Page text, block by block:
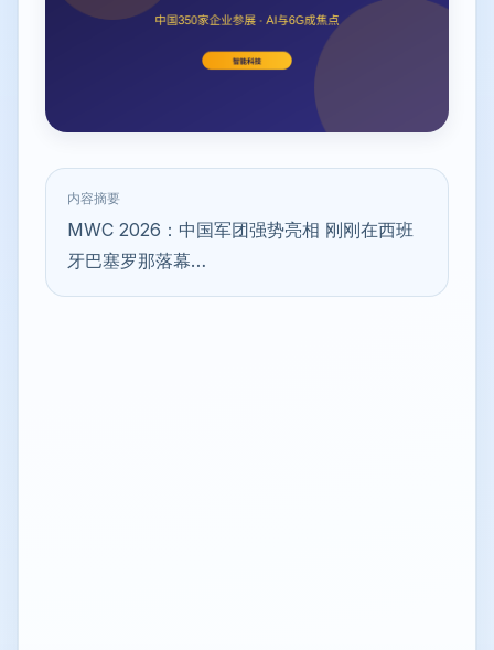
内容摘要
MWC 2026：中国军团强势亮相 刚刚在西班
牙巴塞罗那落幕…